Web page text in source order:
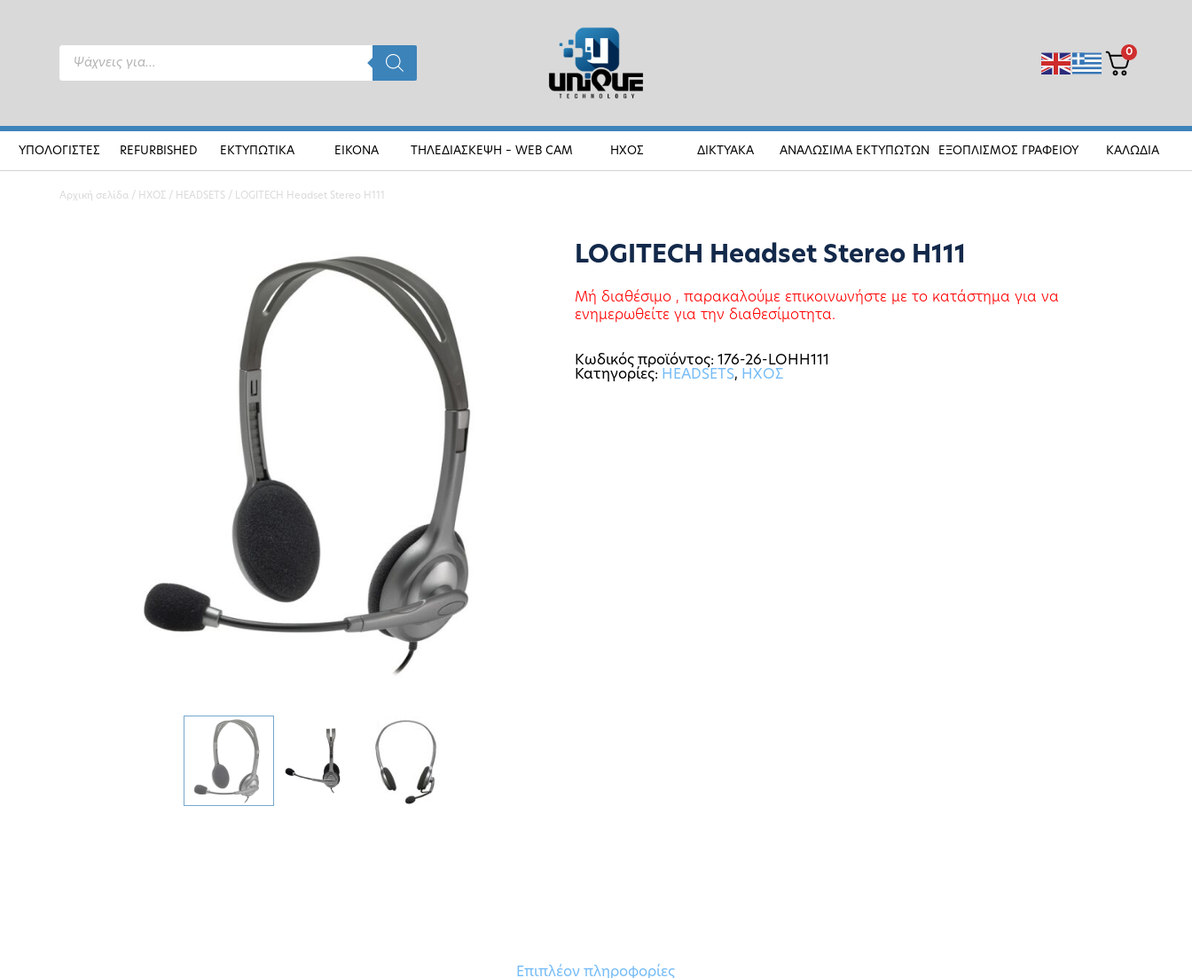
search
0
ΥΠΟΛΟΓΙΣΤΕΣ REFURBISHED ΕΚΤΥΠΩΤΙΚΑ ΕΙΚΟΝΑ ΤΗΛΕΔΙΑΣΚΕΨΗ – WEB CAM ΗΧΟΣ ΔΙΚΤΥΑΚΑ ΑΝΑΛΩΣΙΜΑ ΕΚΤΥΠΩΤΩΝ ΕΞΟΠΛΙΣΜΟΣ ΓΡΑΦΕΙΟΥ ΚΑΛΩΔΙΑ
Αρχική σελίδα / ΗΧΟΣ / HEADSETS / LOGITECH Headset Stereo H111
LOGITECH Headset Stereo H111
Μή διαθέσιμο , παρακαλούμε επικοινωνήστε με το κατάστημα για να
ενημερωθείτε για την διαθεσίμοτητα.
Κωδικός προϊόντος: 176-26-LOHH111
Κατηγορίες: HEADSETS, ΗΧΟΣ
Επιπλέον πληροφορίες